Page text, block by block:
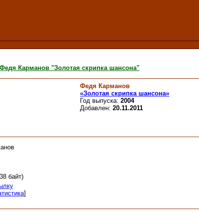
Федя Карманов "Золотая скрипка шансона"
Федя Карманов
«Золотая скрипка шансона»
Год выпуска: 2004
Добавлен: 20.11.2011
байт)
]